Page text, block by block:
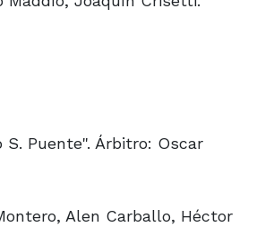
S. Puente". Árbitro: Oscar
Alen Carballo, Héctor